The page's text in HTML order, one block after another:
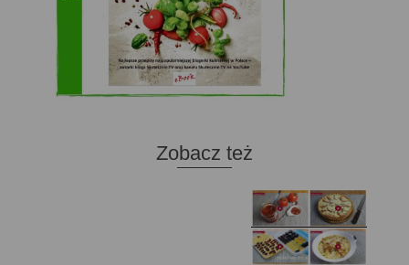
Zobacz też
Domowy ketchup (bez
cukru)
Tarta francuska z
cebulą i pomidorem